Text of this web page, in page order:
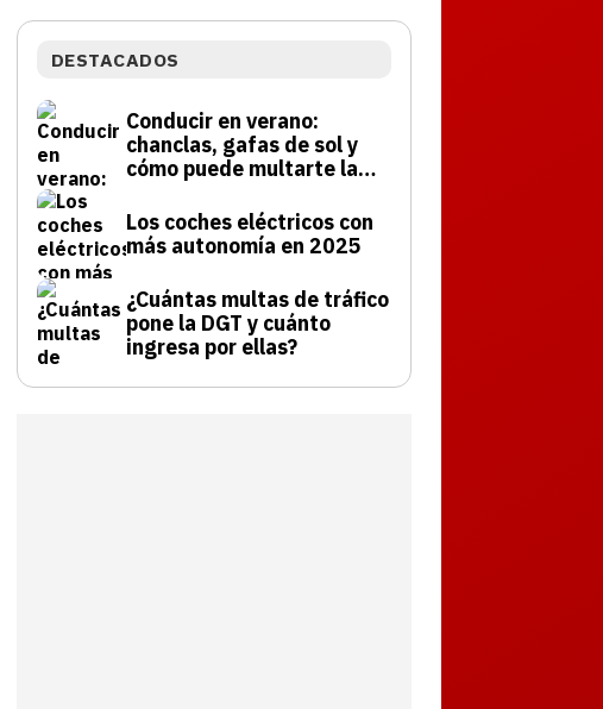
DESTACADOS
Conducir en verano:
chanclas, gafas de sol y
cómo puede multarte la
Los coches eléctricos con
más autonomía en 2025
¿Cuántas multas de tráfico
pone la DGT y cuánto
ingresa por ellas?